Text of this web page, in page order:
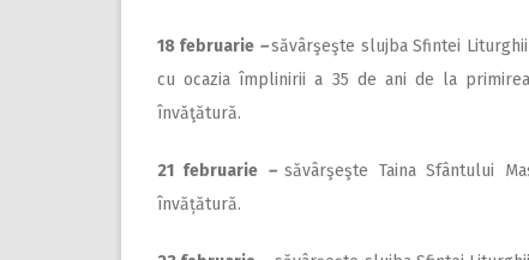
18 februarie –săvârşeşte slujba Sfintei
cu ocazia împlinirii a 35 de ani de la
învăţătură.
21 februarie –săvârşeşte Taina Sfântului
învățătură.